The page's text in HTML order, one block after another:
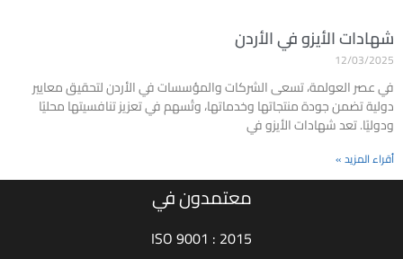
شهادات الأيزو في الأردن
12/03/2025
في عصر العولمة، تسعى الشركات والمؤسسات في الأردن لتحقيق معايير
دولية تضمن جودة منتجاتها وخدماتها، وتُسهم في تعزيز تنافسيتها محليًا
ودوليًا. تعد شهادات الأيزو في
أقراء المزيد »
معتمدون في
ISO 9001 : 2015